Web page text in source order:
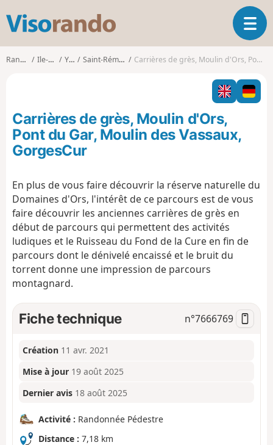
s
o
o
O
u
v
i
r
l
g
a
Randonnées Ile-de-France Yvelines Saint-Rémy-lès-Chevreuse Carrières de grès, Moulin d'Ors, Pont du Gar, Moulin des Vassaux, GorgesCur
Carrières de grès, Moulin d'Ors,
Pont du Gar, Moulin des Vassaux,
GorgesCur
En plus de vous faire découvrir la réserve naturelle du
Domaines d'Ors, l'intérêt de ce parcours est de vous
faire découvrir les anciennes carrières de grès en
début de parcours qui permettent des activités
ludiques et le Ruisseau du Fond de la Cure en fin de
parcours dont le dénivelé encaissé et le bruit du
torrent donne une impression de parcours
montagnard.
Fiche technique n°7666769
Création 11 avr. 2021
Mise à jour 19 août 2025
Dernier avis 18 août 2025
Activité : Randonnée Pédestre
Distance : 7,18 km